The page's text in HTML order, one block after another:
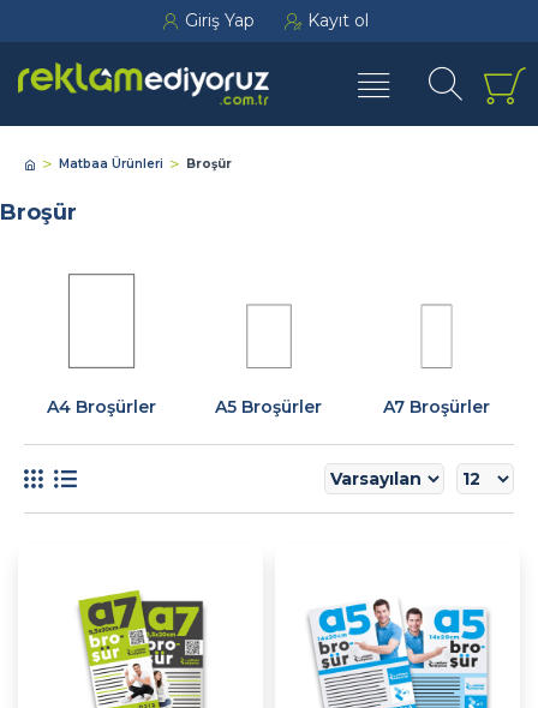
Giriş Yap Kayıt ol
Matbaa Ürünleri Broşür
Broşür
A4 Broşürler A5 Broşürler A7 Broşürler